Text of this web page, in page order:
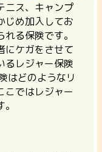
ニス、キャンプ
じめ加入してお
る保険です。
にケガをさせて
るレジャー保険
はどのようなリ
こではレジャー